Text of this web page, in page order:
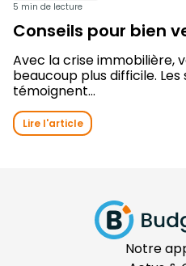
5 min de lecture
Conseils pour bien
Avec la crise immobilière,
beaucoup plus difficile.
témoignent...
Lire l'article
Notre